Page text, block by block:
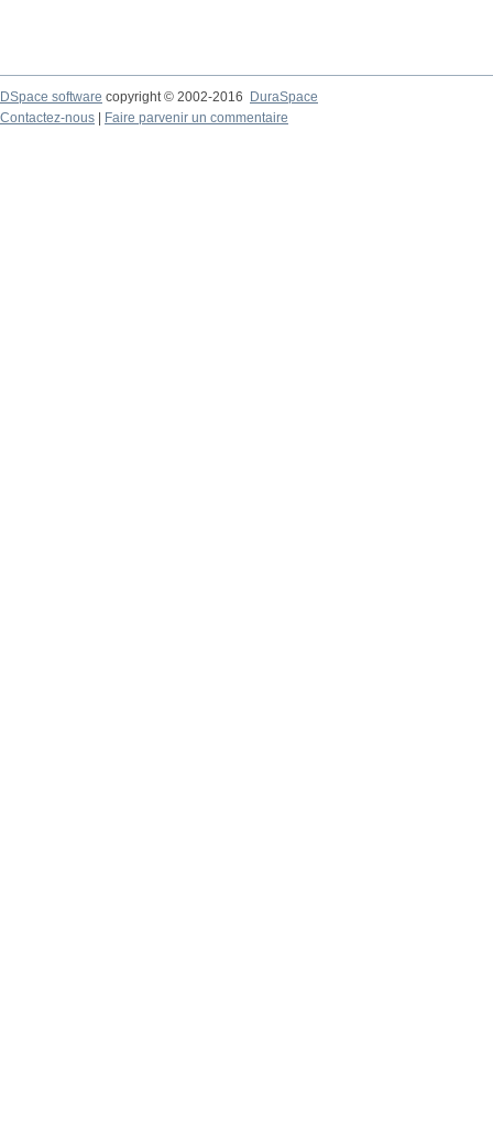
DSpace software copyright © 2002-2016
DuraSpace
Contactez-nous
Faire parvenir un commentaire